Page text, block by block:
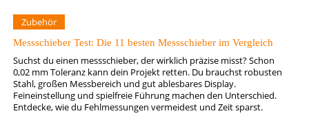
Zubehör
Messschieber Test: Die 11 besten Messschieber im Vergleich
Suchst du einen messschieber, der wirklich präzise misst? Schon
0,02 mm Toleranz kann dein Projekt retten. Du brauchst robusten
Stahl, großen Messbereich und gut ablesbares Display.
Feineinstellung und spielfreie Führung machen den Unterschied.
Entdecke, wie du Fehlmessungen vermeidest und Zeit sparst.